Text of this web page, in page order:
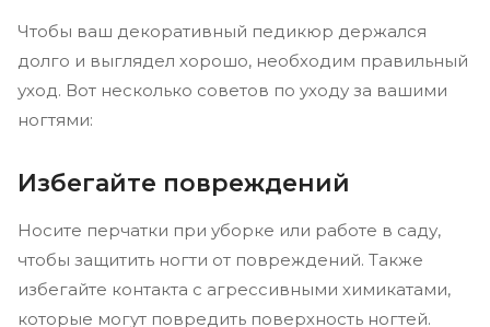
Чтобы ваш декоративный педикюр держался
долго и выглядел хорошо, необходим правильный
уход. Вот несколько советов по уходу за вашими
ногтями:
Избегайте повреждений
Носите перчатки при уборке или работе в саду,
чтобы защитить ногти от повреждений. Также
избегайте контакта с агрессивными химикатами,
которые могут повредить поверхность ногтей.